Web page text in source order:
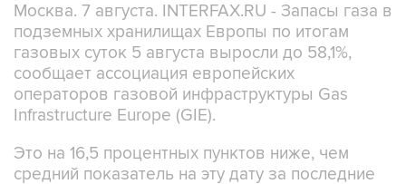
Москва. 7 августа. INTERFAX.RU - Запасы газа в
подземных хранилищах Европы по итогам
газовых суток 5 августа выросли до 58,1%,
сообщает ассоциация европейских
операторов газовой инфраструктуры Gas
Infrastructure Europe (GIE).
Это на 16,5 процентных пунктов ниже, чем
средний показатель на эту дату за последние